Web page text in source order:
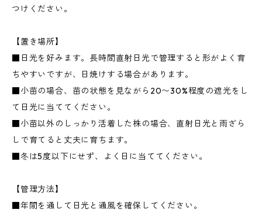
つけください。
【置き場所】
■日光を好みます。長時間直射日光で管理すると形がよく育
ちやすいですが、日焼けする場合があります。
■小苗の場合、苗の状態を見ながら20〜30%程度の遮光をし
て日光に当ててください。
■小苗以外のしっかり活着した株の場合、直射日光と雨ざら
しで育てると丈夫に育ちます。
■冬は5度以下にせず、よく日に当ててください。
【管理方法】
■年間を通して日光と通風を確保してください。